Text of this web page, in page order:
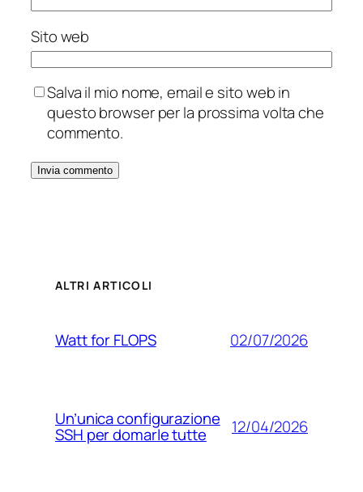
Sito web
Salva il mio nome, email e sito web in
questo browser per la prossima volta che
commento.
ALTRI ARTICOLI
Watt for FLOPS 02/07/2026
Un’unica configurazione
SSH per domarle tutte 12/04/2026